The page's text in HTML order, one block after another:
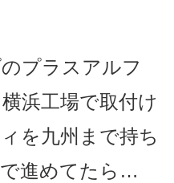
プラスアルフ
浜工場で取付け
を九州まで持ち
進めてたら…